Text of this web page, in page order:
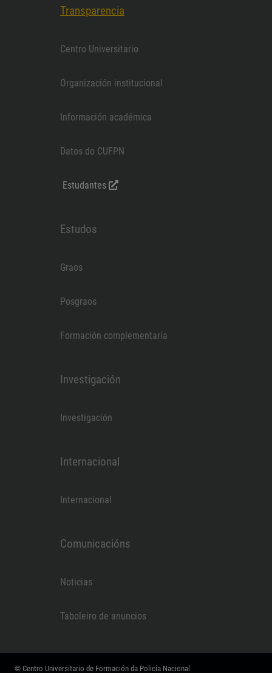
Transparencia
Centro Universitario
Organización institucional
Información académica
Datos do CUFPN
Estudantes
Estudos
Graos
Posgraos
Formación complementaria
Investigación
Investigación
Internacional
Internacional
Comunicacións
Noticias
Taboleiro de anuncios
© Centro Universitario de Formación da Policía Nacional